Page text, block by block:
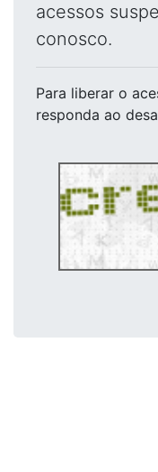
acessos
conosco.
Para liberar o
responda ao